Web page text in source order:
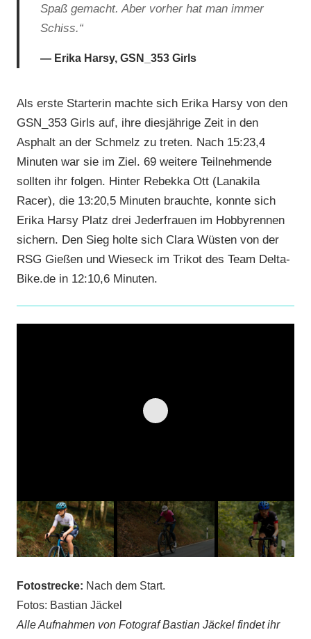
Spaß gemacht. Aber vorher hat man immer
Schiss.“
Erika Harsy, GSN_353 Girls
Als erste Starterin machte sich Erika Harsy von den
GSN_353 Girls auf, ihre diesjährige Zeit in den
Asphalt an der Schmelz zu treten. Nach 15:23,4
Minuten war sie im Ziel. 69 weitere Teilnehmende
sollten ihr folgen. Hinter Rebekka Ott (Lanakila
Racer), die 13:20,5 Minuten brauchte, konnte sich
Erika Harsy Platz drei Jederfrauen im Hobbyrennen
sichern. Den Sieg holte sich Clara Wüsten von der
RSG Gießen und Wieseck im Trikot des Team Delta-
Bike.de in 12:10,6 Minuten.
Fotostrecke: Nach dem Start.
Fotos: Bastian Jäckel
Alle Aufnahmen von Fotograf Bastian Jäckel findet ihr